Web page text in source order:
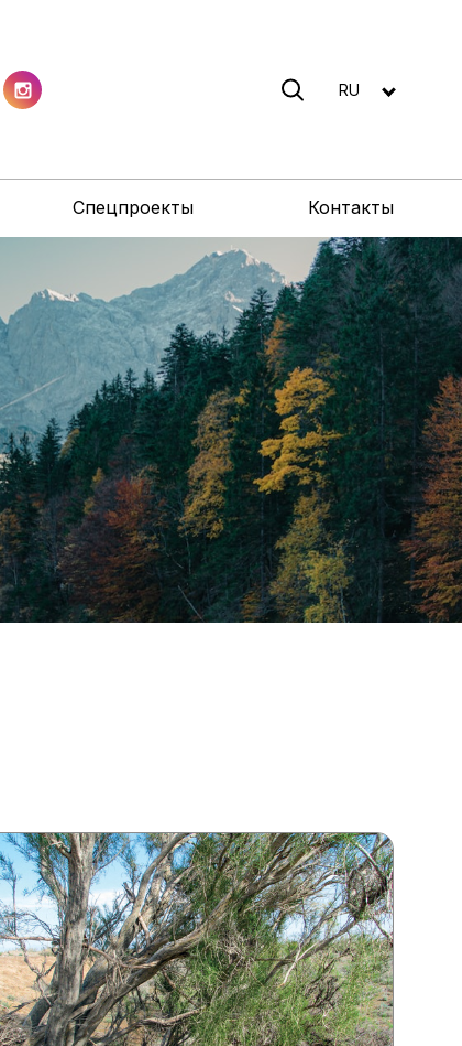
RU
Спецпроекты Контакты